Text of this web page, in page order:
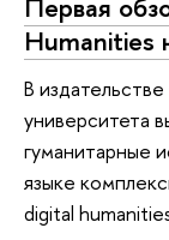
Humanities
В
университета
гуманитарные
языке
digital